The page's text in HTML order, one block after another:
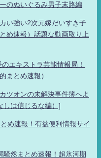
のぬいぐるみ男子末路編
い強い2次元嫁だいすき子
め速報）話題な動画取り上
エキストラ芸能情報局！
まとめ速報）
ツオンの未解決事件簿へよ
しは信じるな編）]
速報！有益便利情報サイ
騒然まとめ速報！超氷河期